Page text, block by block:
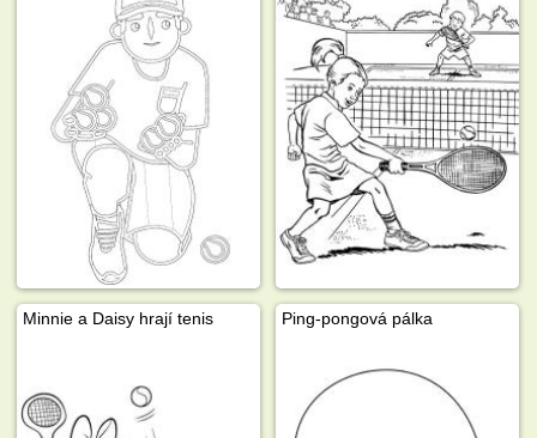
Minnie a Daisy hrají tenis Ping-pongová pálka